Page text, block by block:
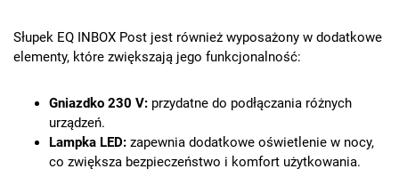
Słupek EQ INBOX Post jest również wyposażony w dodatkowe
elementy, które zwiększają jego funkcjonalność:
Gniazdko 230 V: przydatne do podłączania różnych
urządzeń.
Lampka LED: zapewnia dodatkowe oświetlenie w nocy,
co zwiększa bezpieczeństwo i komfort użytkowania.